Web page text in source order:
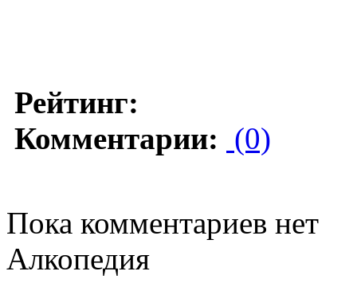
Рейтинг:
Комментарии: (0)
Пока комментариев нет
Алкопедия